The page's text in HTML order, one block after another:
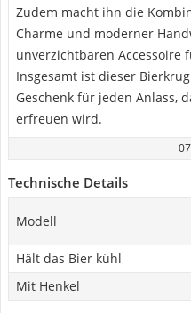
Zudem macht ihn die
Charme und moderner
unverzichtbaren Accessoire
Insgesamt ist dieser
Geschenk für jeden Anlass,
erfreuen wird.
Technische Details
Modell
Hält das Bier kühl
Mit Henkel